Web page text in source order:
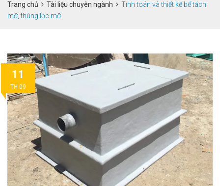
Trang chủ Tài liệu chuyên ngành
Tính toán và thiết kế bể tách
mỡ, thùng lọc mỡ
11
TH 09